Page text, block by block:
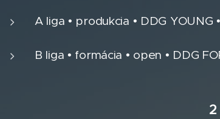
A liga • produkcia • DDG YOUNG
B liga • formácia • open • DDG